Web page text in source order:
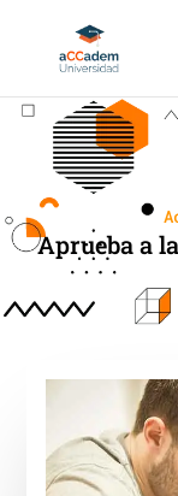
Aprueba a